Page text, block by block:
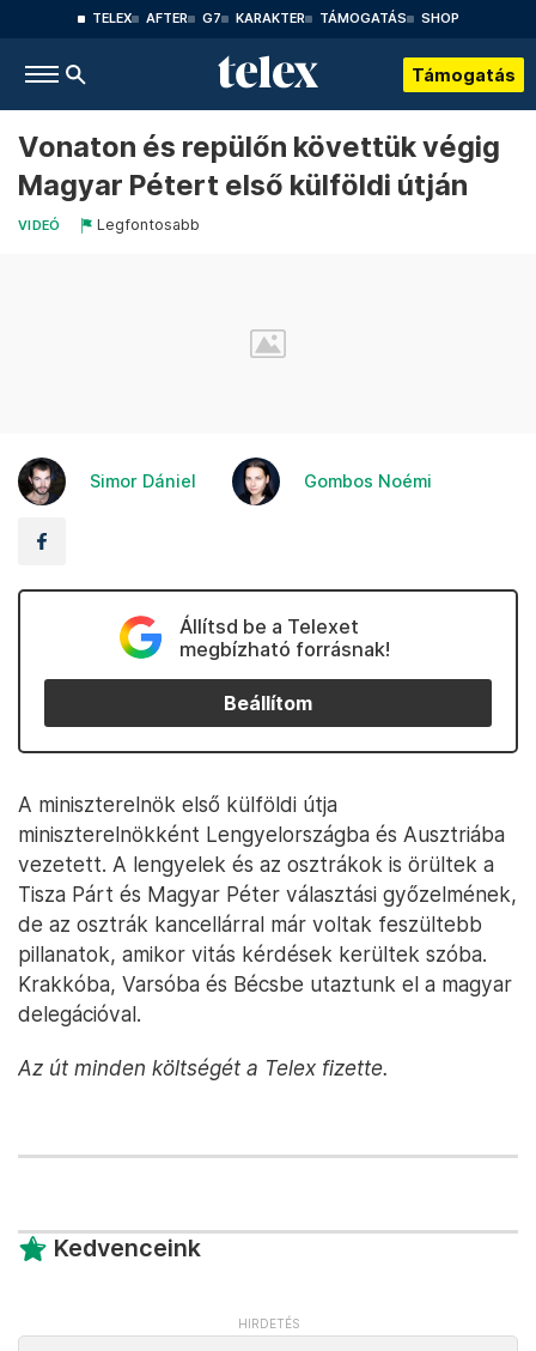
TELEX AFTER G7 KARAKTER TÁMOGATÁS SHOP
Támogatás
Vonaton és repülőn követtük végig
Magyar Pétert első külföldi útján
VIDEÓ Legfontosabb
Simor Dániel Gombos Noémi
Állítsd be a Telexet
megbízható forrásnak!
Beállítom
A miniszterelnök első külföldi útja
miniszterelnökként Lengyelországba és Ausztriába
vezetett. A lengyelek és az osztrákok is örültek a
Tisza Párt és Magyar Péter választási győzelmének,
de az osztrák kancellárral már voltak feszültebb
pillanatok, amikor vitás kérdések kerültek szóba.
Krakkóba, Varsóba és Bécsbe utaztunk el a magyar
delegációval.
Az út minden költségét a Telex fizette.
Kedvenceink